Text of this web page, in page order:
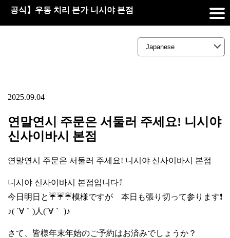
공식】우동 치리 본가 니시야 본점
2025.09.04
연말연시 주문은 서둘러 주세요! 니시야
신사이바시 본점
연말연시 주문은 서둘러 주세요! 니시야 신사이바시 본점
니시야 신사이바시 본점입니다⤴️
今日明日と☔☔☔模様ですが 本日も張り切って参ります❗
♪( ´∀｀)人(´∀｀ )♪
さて、皆様年末年始のご予約はお済みでしょうか？